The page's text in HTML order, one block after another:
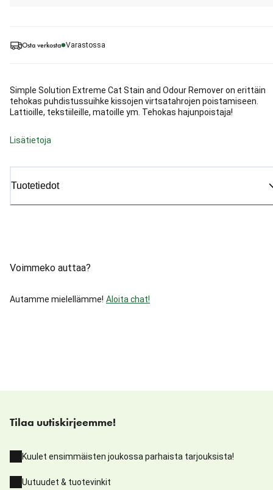
Osta verkosta Varastossa
Simple Solution Extreme Cat Stain and Odour Remover on erittäin
tehokas puhdistussuihke kissojen virtsatahrojen poistamiseen.
Lattioille, tekstiileille, matoille ym. Tehokas hajunpoistaja!
Lisätietoja
Tuotetiedot
Voimmeko auttaa?
Autamme mielellämme! Aloita chat!
Tilaa uutiskirjeemme!
Kuulet ensimmäisten joukossa parhaista tarjouksista!
Uutuudet & tuotevinkit